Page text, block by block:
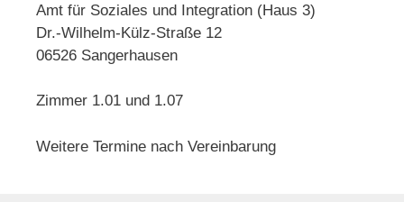
Amt für Soziales und Integration (Haus 3)
Dr.-Wilhelm-Külz-Straße 12
06526 Sangerhausen
Zimmer 1.01 und 1.07
Weitere Termine nach Vereinbarung